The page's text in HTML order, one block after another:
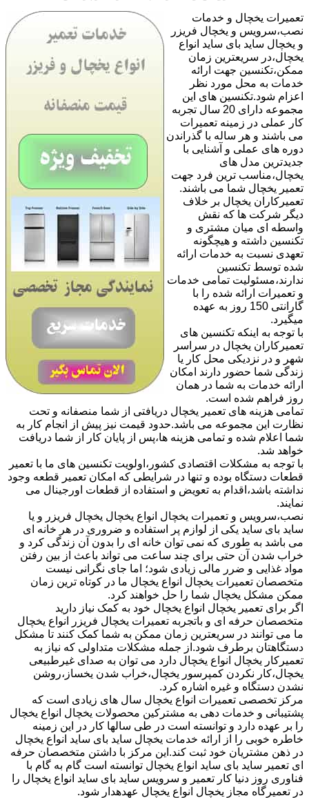
تعمیرات یخچال و خدمات
نصب،سرویس و یخچال فریزر
و یخچال ساید بای ساید انواع
یخچال،در سریعترین زمان
ممکن،تکنسین جهت ارائه
خدمات به محل مورد نظر
اعزام شود.تکنسین های این
مجموعه دارای 20 سال تجربه
کار عملی در زمینه تعمیرات
می باشند و هر ساله با گذراندن
دوره های عملی و آشنایی با
جدیدترین مدل های
یخچال،مناسب ترین فرد جهت
تعمیر یخچال شما می باشند.
تعمیرکاران یخچال بر خلاف
دیگر شرکت ها که نقش
واسطه ای میان مشتری و
تکنسین داشته و هیچگونه
تعهدی نسبت به خدمات ارائه
شده توسط تکنسین
ندارند،مسئولیت تمامی خدمات
و تعمیرات ارائه شده را با
گارانتی 150 روز به عهده
میگیرد.
با توجه به اینکه تکنسین های
تعمیرکاران یخچال در سراسر
شهر و در نزدیکی محل کار یا
زندگی شما حضور دارند امکان
ارائه خدمات به شما در همان
روز فراهم شده است.
تمامی هزینه های تعمیر یخچال دریافتی از شما منصفانه و تحت
نظارت این مجموعه می باشد.حدود قیمت نیز پیش از انجام کار به
شما اعلام شده و تمامی هزینه ها،پس از پایان کار از شما دریافت
خواهد شد.
با توجه به مشکلات اقتصادی کشور،اولویت تکنسین های ما با تعمیر
قطعات دستگاه بوده و تنها در شرایطی که امکان تعمیر قطعه وجود
نداشته باشد،اقدام به تعویض و استفاده از قطعات اورجینال می
نمایند.
نصب،سرویس و تعمیرات یخچال انواع یخچال یخچال فریزر و یا
ساید بای ساید یکی از لوازم پر استفاده و ضروری در هر خانه ای
می باشد به طوری که نمی توان خانه ای را بدون آن زندگی کرد و
خراب شدن آن حتی برای چند ساعت می تواند باعث از بین رفتن
مواد غذایی و ضرر مالی زیادی شود؛ اما جای نگرانی نیست
متخصصان تعمیرات یخچال انواع یخچال ما در کوتاه ترین زمان
ممکن مشکل یخچال شما را حل خواهند کرد.
اگر برای تعمیر یخچال انواع یخچال خود به کمک نیاز دارید
متخصصان حرفه ای و باتجربه تعمیرات یخچال فریزر انواع یخچال
ما می توانند در سریعترین زمان ممکن به شما کمک کنند تا مشکل
دستگاهتان برطرف شود.از جمله مشکلات متداولی که نیاز به
تعمیرکار یخچال انواع یخچال دارد می توان به صدای غیرطبیعی
یخچال،کار نکردن کمپرسور یخچال،خراب شدن یخساز،روشن
نشدن دستگاه و غیره اشاره کرد.
مرکز تخصصی تعمیرات انواع یخچال سال های زیادی است که
پشتیبانی و خدمات دهی به مشترکین محصولات یخچال انواع یخچال
را بر عهده دارد و توانسته است در طی سالها کار در این زمینه
خاطره خوبی را از ارائه خدمات یخچال ساید بای ساید انواع یخچال
در ذهن مشتریان خود ثبت کند.این مرکز با داشتن متخصصان حرفه
ای تعمیر ساید بای ساید انواع یخچال توانسته است گام به گام با
فناوری روز دنیا کار تعمیر و سرویس ساید بای ساید انواع یخچال را
در تعمیرگاه مجاز یخچال انواع یخچال عهدهدار شود.